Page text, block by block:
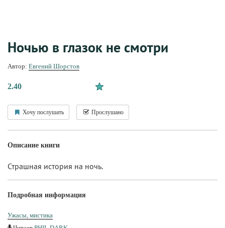
Ночью в глазок не смотри
Автор: Евгений Шорстов
2.40
Хочу послушать Прослушано
Описание книги
Страшная история на ночь.
Подробная информация
Ужасы, мистика